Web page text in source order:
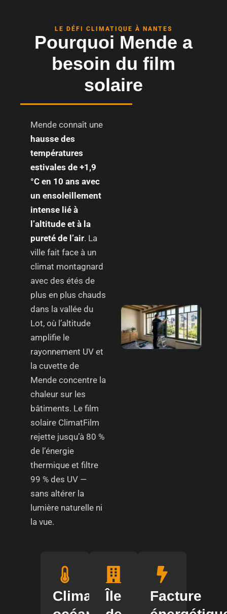
LE DÉFI CLIMATIQUE À NANTES
Pourquoi Mende a
besoin du film
solaire
Mende connaît une
hausse des
températures
estivales de +1,9
°C en 10 ans avec
un ensoleillement
intense lié à
l’altitude et à la
pureté de l’air. La
ville fait face à un
climat montagnard
avec des étés de
plus en plus chauds
dans la vallée du
Lot, où l’altitude
amplifie le
rayonnement UV et
la cuvette de
Mende concentre la
chaleur sur les
bâtiments. Le film
solaire ClimatFilm
rejette jusqu’à 80 %
de l’énergie
thermique et filtre
99 % des UV —
sans altérer la
lumière naturelle ni
la vue.
Climat
Île
Facture